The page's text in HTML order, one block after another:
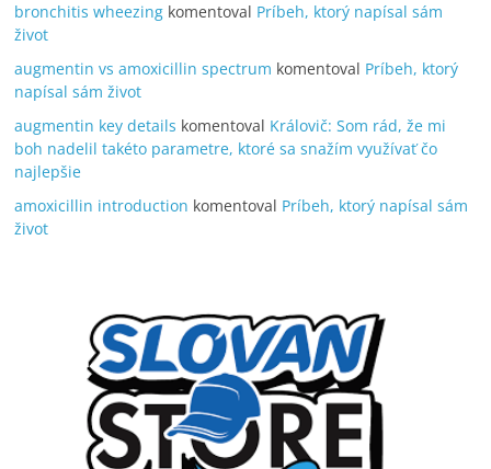
bronchitis wheezing komentoval Príbeh, ktorý napísal sám
život
augmentin vs amoxicillin spectrum komentoval Príbeh, ktorý
napísal sám život
augmentin key details komentoval Královič: Som rád, že mi
boh nadelil takéto parametre, ktoré sa snažím využívať čo
najlepšie
amoxicillin introduction komentoval Príbeh, ktorý napísal sám
život